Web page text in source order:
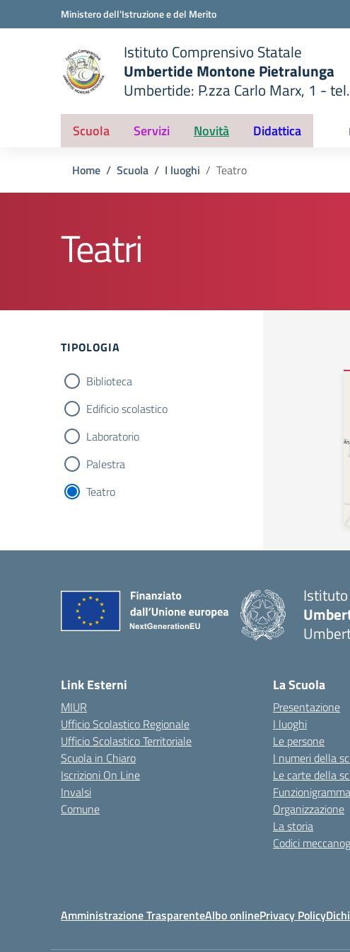
Vai ai contenuti
Vai al menu di navigazioneMinistero dell'Istruzione e del Merito
scuola
Istituto Comprensivo Statale
Umbertide Montone Pietralunga
Umbertide: P.zza Carlo Marx, 1 -
— Visita la pagina iniziale della
Scuola Servizi Novità Didattica
Home Scuola I luoghi Teatro
Teatri
Filtri
TIPOLOGIA
Biblioteca
Edificio scolastico
Laboratorio
Palestra
Teatro
Link Esterni
MIUR
Ufficio Scolastico Regionale
Ufficio Scolastico Territoriale
Scuola in Chiaro
Iscrizioni On Line
Invalsi
Comune
La Scuola
Presentazione
I luoghi
Le persone
I numeri della
Le carte della
Organizzazione
La storia
Codici
Amministrazione TrasparenteAlbo onlinePrivacy Policy